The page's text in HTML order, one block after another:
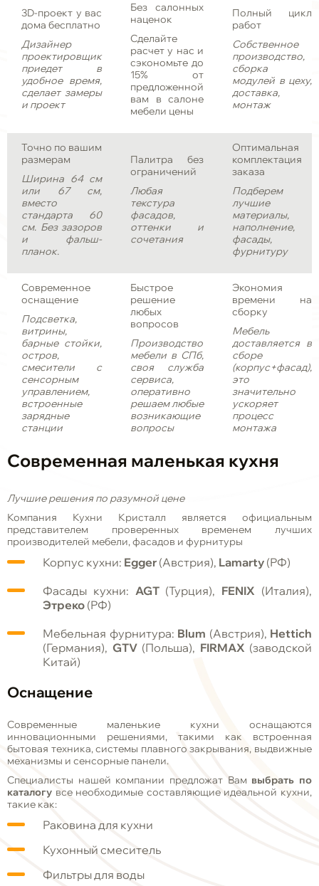
3D-проект у вас
дома бесплатно
Дизайнер
проектировщик
приедет в
удобное время,
сделает замеры
и проект
Без салонных
наценок
Сделайте
расчет у нас и
сэкономьте до
15% от
предложенной
вам в салоне
мебели цены
Полный цикл
работ
Собственное
производство,
сборка
модулей в цеху,
доставка,
монтаж
Точно по вашим
размерам
Ширина 64 см
или 67 см,
вместо
стандарта 60
см. Без зазоров
и фальш-
планок.
Палитра без
ограничений
Любая
текстура
фасадов,
оттенки и
сочетания
Оптимальная
комплектация
заказа
Подберем
лучшие
материалы,
наполнение,
фасады,
фурнитуру
Современное
оснащение
Подсветка,
витрины,
барные стойки,
остров,
смесители с
сенсорным
управлением,
встроенные
зарядные
станции
Быстрое
решение
любых
вопросов
Производство
мебели в СПб,
своя служба
сервиса,
оперативно
решаем любые
возникающие
вопросы
Экономия
времени на
сборку
Мебель
доставляется в
сборе
(корпус+фасад),
это
значительно
ускоряет
процесс
монтажа
Современная маленькая кухня
Лучшие решения по разумной цене
Компания Кухни Кристалл является официальным
представителем проверенных временем лучших
производителей мебели, фасадов и фурнитуры
Корпус кухни: Egger (Австрия), Lamarty (РФ)
Фасады кухни: AGT(Турция), FENIX (Италия),
Этреко (РФ)
Мебельная фурнитура: Blum (Австрия), Hettich
(Германия), GTV(Польша), FIRMAX (заводской
Китай)
Оснащение
Современные маленькие кухни оснащаются
инновационными решениями, такими как встроенная
бытовая техника, системы плавного закрывания, выдвижные
механизмы и сенсорные панели.
Специалисты нашей компании предложат Вам выбрать по
каталогу все необходимые составляющие идеальной кухни,
такие как:
Раковина для кухни
Кухонный смеситель
Фильтры для воды